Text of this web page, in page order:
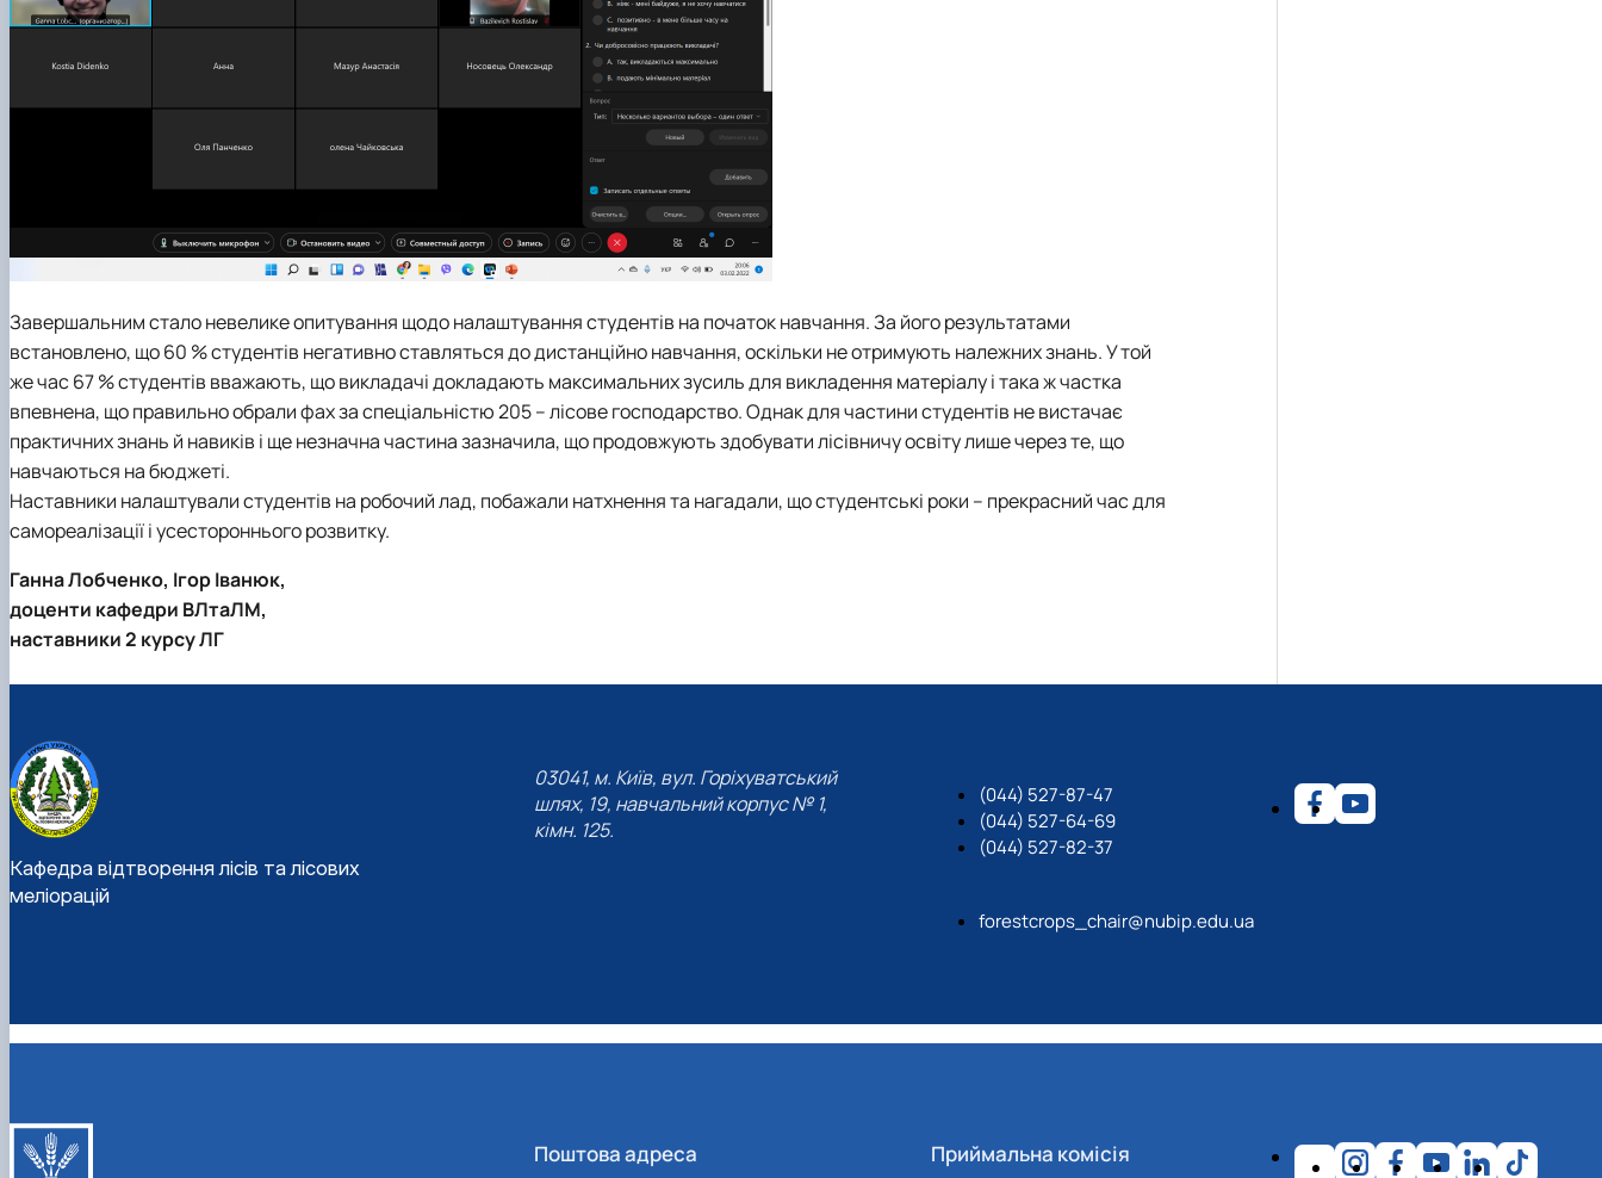
Завершальним стало невелике опитування щодо налаштування студентів на початок навчання. За його результатами
встановлено, що 60 % студентів негативно ставляться до дистанційно навчання, оскільки не отримують належних знань. У той
же час 67 % студентів вважають, що викладачі докладають максимальних зусиль для викладення матеріалу і така ж частка
впевнена, що правильно обрали фах за спеціальністю 205 – лісове господарство. Однак для частини студентів не вистачає
практичних знань й навиків і ще незначна частина зазначила, що продовжують здобувати лісівничу освіту лише через те, що
навчаються на бюджеті.
Наставники налаштували студентів на робочий лад, побажали натхнення та нагадали, що студентські роки – прекрасний час для
самореалізації і усестороннього розвитку.
Ганна Лобченко, Ігор Іванюк,
доценти кафедри ВЛтаЛМ,
наставники 2 курсу ЛГ
Кафедра відтворення лісів та лісових
меліорацій
03041, м. Київ, вул. Горіхуватський
шлях, 19, навчальний корпус № 1,
кімн. 125.
(044) 527-87-47
(044) 527-64-69
(044) 527-82-37
forestcrops_chair@nubip.edu.ua
Поштова адреса Приймальна комісія